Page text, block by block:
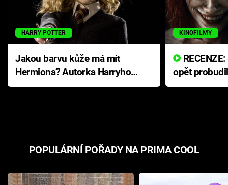
HARRY POTTER
Jakou barvu kůže má mít
Hermiona? Autorka Harryho
Pottera přišla s ráznou
KINOFILMY
opět
přichází s
POPULÁRNÍ POŘADY NA PRIMA COOL